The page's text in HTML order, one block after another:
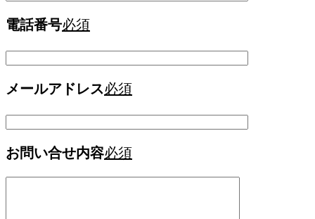
電話番号必須
メールアドレス必須
お問い合せ内容必須